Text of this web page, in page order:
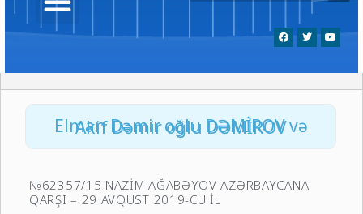
Elman Dəmir oğlu DƏMİROV və Akif Dəmir oğlu DƏMİROV
№62357/15 NAZİM AĞABƏYOV AZƏRBAYCANA
QARŞI – 29 AVQUST 2019-CU İL